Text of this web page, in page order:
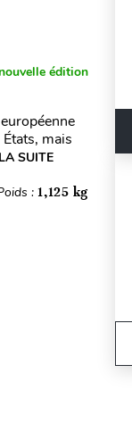
édition
mais
SUITE
:1,125 kg